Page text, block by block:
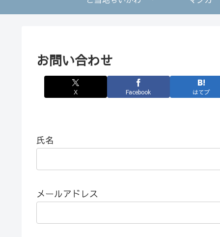
お問い合わせ
X Facebook はてブ
氏名
メールアドレス